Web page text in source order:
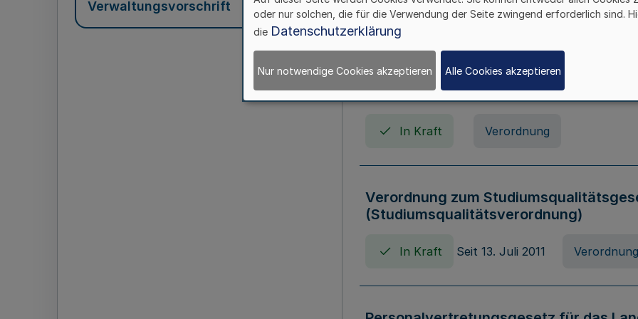
Verwaltungsvorschrift In Kraft Seit 01. April 2008 Gesetz
Verordnung über Beihilfen in Geburts-
Todesfällen (Beihilfenverordnung NRW
In Kraft Verordnung
Verordnung zum
(Studiumsqualitätsverordnung)
In Kraft Seit 13. Juli 2011 Verordnung
oder nur solchen, die für die Verwendung der Seite zwingend erforderlich sind.
die Datenschutzerklärung
Nur notwendige Cookies akzeptieren Alle Cookies akzeptieren